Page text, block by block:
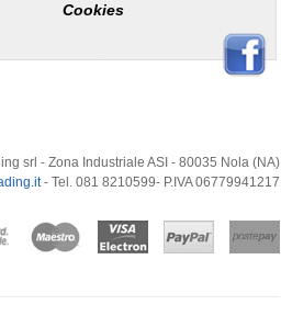
Cookies
srl - Zona Industriale ASI - 80035 Nola (NA)
- Tel. 081 8210599- P.IVA 06779941217